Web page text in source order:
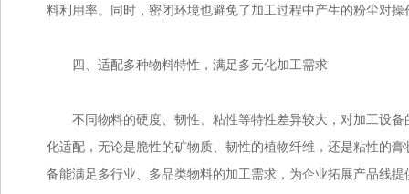
料利用率。同时，密闭环境也避免了加工过程中产生的粉尘对
四、适配多种物料特性，满足多元化加工需求
不同物料的硬度、韧性、粘性等特性差异较大，对加工设备
化适配，无论是脆性的矿物质、韧性的植物纤维，还是粘性的
备能满足多行业、多品类物料的加工需求，为企业拓展产品线提